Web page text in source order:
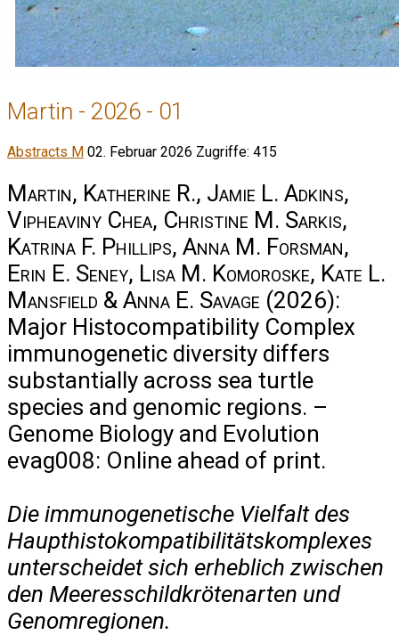
Martin - 2026 - 01
Abstracts M 02. Februar 2026 Zugriffe: 415
Martin, Katherine R., Jamie L. Adkins,
Vipheaviny Chea, Christine M. Sarkis,
Katrina F. Phillips, Anna M. Forsman,
Erin E. Seney, Lisa M. Komoroske, Kate L.
Mansfield & Anna E. Savage (2026):
Major Histocompatibility Complex
immunogenetic diversity differs
substantially across sea turtle
species and genomic regions. –
Genome Biology and Evolution
evag008: Online ahead of print.
Die immunogenetische Vielfalt des
Haupthistokompatibilitätskomplexes
unterscheidet sich erheblich zwischen
den Meeresschildkrötenarten und
Genomregionen.